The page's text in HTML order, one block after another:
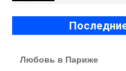
Любовь в Париже